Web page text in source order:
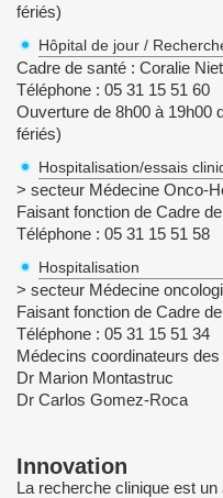
fériés)
Hôpital de jour /
Cadre de santé : Coralie
Téléphone : 05 31 15 51 60
Ouverture de 8h00 à 19h00
fériés)
Hospitalisation/essais
> secteur Médecine Onco-
Faisant fonction de Cadre
Téléphone : 05 31 15 51 58
Hospitalisation
> secteur Médecine
Faisant fonction de Cadre
Téléphone : 05 31 15 51 34
Médecins coordinateurs
Dr Marion Montastruc
Dr Carlos Gomez-Roca
Innovation
La recherche clinique est